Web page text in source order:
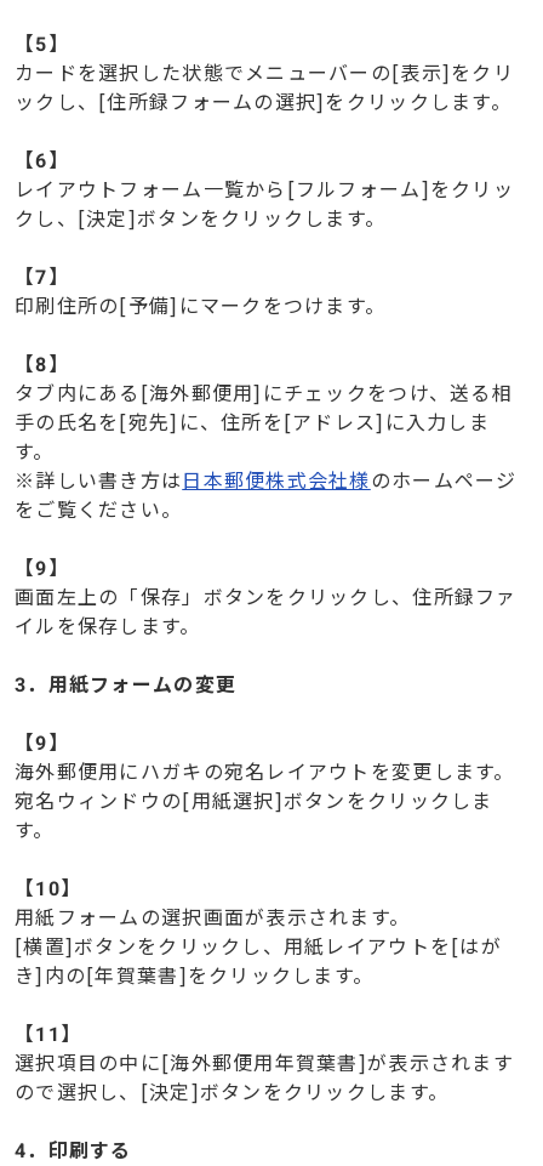
【5】
カードを選択した状態でメニューバーの[表示]をクリ
ックし、[住所録フォームの選択]をクリックします。
【6】
レイアウトフォーム一覧から[フルフォーム]をクリッ
クし、[決定]ボタンをクリックします。
【7】
印刷住所の[予備]にマークをつけます。
【8】
タブ内にある[海外郵便用]にチェックをつけ、送る相
手の氏名を[宛先]に、住所を[アドレス]に入力しま
す。
※詳しい書き方は日本郵便株式会社様のホームページ
をご覧ください。
【9】
画面左上の「保存」ボタンをクリックし、住所録ファ
イルを保存します。
3．用紙フォームの変更
【9】
海外郵便用にハガキの宛名レイアウトを変更します。
宛名ウィンドウの[用紙選択]ボタンをクリックしま
す。
【10】
用紙フォームの選択画面が表示されます。
[横置]ボタンをクリックし、用紙レイアウトを[はが
き]内の[年賀葉書]をクリックします。
【11】
選択項目の中に[海外郵便用年賀葉書]が表示されます
ので選択し、[決定]ボタンをクリックします。
4．印刷する